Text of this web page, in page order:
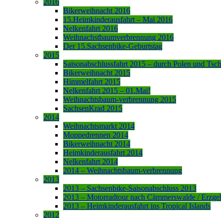
Bikerweihnacht 2016
15.Heimkinderausfahrt – Mai 2016
Nelkenfahrt 2016
Weihnachstbaumverbrennung 2016
Der 15.Sachsenbike-Geburtstag
2015
Saisonabschlussfahrt 2015 – durch Polen und
Bikerweihnacht 2015
Himmelfahrt 2015
Nelkenfahrt 2015 – 01.Mai!
Weihnachtsbaum-verbrennung 2015
SachsenKrad 2015
2014
Weihnachtsmarkt 2014
Moppedrennen 2014
Bikerweihnacht 2014
Heimkinderausfahrt 2014
Nelkenfahrt 2014
2014 – Weihnachtsbaum-verbrennung
2013
2013 – Sachsenbike-Saisonabschluss 2013
2013 – Motorradtour nach Cämmerswalde /
2013 – Heimkinderausfahrt ins Tropical Islands
2012